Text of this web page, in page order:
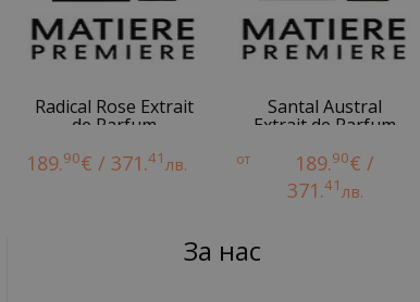
Radical Rose Extrait
de Parfum
189.90€ / 371.41лв.
Santal Austral
Extrait de Parfum
от 189.90€ /
371.41лв.
За нас